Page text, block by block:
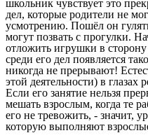
школьник чувствует это
дел, которые родители не
усмотрению. Пошёл он
могут позвать с прогулки.
отложить игрушки в
среди его дел появляется
никогда не прерывают!
этой деятельности) в глазах
Если его занятие нельзя
мешать взрослым, когда те
его не тревожить, - значит,
которую выполняют